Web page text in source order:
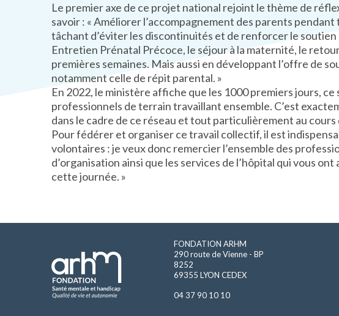
Le premier axe de ce projet national rejoint le thème de
savoir : « Améliorer l’accompagnement des parents
tâchant d’éviter les discontinuités et de renforcer le soutien
Entretien Prénatal Précoce, le séjour à la maternité, le
premières semaines. Mais aussi en développant l’offre de
notamment celle de répit parental. »
En 2022, le ministère affiche que les 1000 premiers jours, ce
professionnels de terrain travaillant ensemble. C’est
dans le cadre de ce réseau et tout particulièrement au
Pour fédérer et organiser ce travail collectif, il est
volontaires : je veux donc remercier l’ensemble des
d’organisation ainsi que les services de l’hôpital qui vous
cette journée. »
FONDATION ARHM
290 route de Vienne - BP
8252
69355 LYON CEDEX
04 37 90 10 10